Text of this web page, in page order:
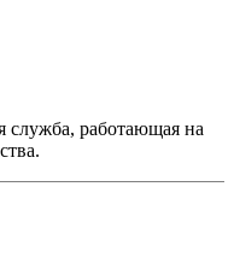
служба, работающая на